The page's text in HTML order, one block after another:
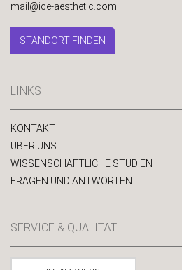
mail@ice-aesthetic.com
STANDORT FINDEN
LINKS
KONTAKT
ÜBER UNS
WISSENSCHAFTLICHE STUDIEN
FRAGEN UND ANTWORTEN
SERVICE & QUALITÄT